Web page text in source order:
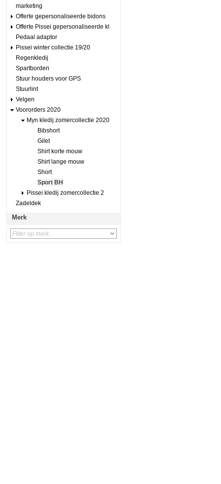
marketing
Offerte gepersonaliseerde bidons
Offerte Pissei gepersonaliseerde kl
Pedaal adaptor
Pissei winter collectie 19/20
Regenkledij
Spartborden
Stuur houders voor GPS
Stuurlint
Velgen
Voororders 2020
Myn kledij zomercollectie 2020
Bibshort
Gilet
Shirt korte mouw
Shirt lange mouw
Short
Sport BH
Pissei kledij zomercollectie 2
Zadeldek
Merk